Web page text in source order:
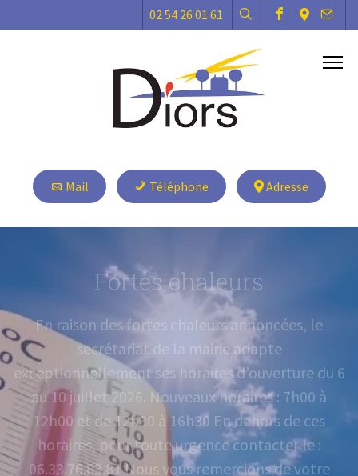
02 54 26 01 61
Mail Téléphone Adresse
EN SAVOIR PLUS
Fortes chaleurs
En raison des fortes chaleurs annoncées, le
secrétariat de la mairie adapte
exceptionnellement ses horaires d’ouverture du 6
au 10 juillet 2026. Nouveaux horaires : 7h00 à
12h00 et de 12h30 à 16h30 En dehors de ces
horaires, pour toute urgence contacter le :
06.33.76.83.81 Nous vous remercions de votre
compréhension et vous invitons à prendre toutes